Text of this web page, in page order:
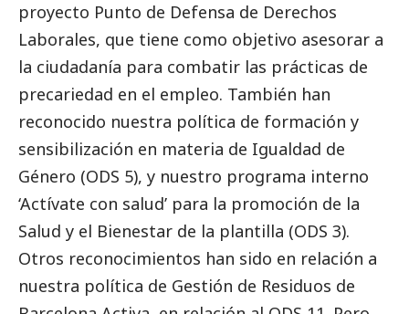
proyecto Punto de Defensa de Derechos
Laborales, que tiene como objetivo asesorar a
la ciudadanía para combatir las prácticas de
precariedad en el empleo. También han
reconocido nuestra política de formación y
sensibilización en materia de Igualdad de
Género (ODS 5), y nuestro programa interno
‘Actívate con salud’ para la promoción de la
Salud y el Bienestar de la plantilla (ODS 3).
Otros reconocimientos han sido en relación a
nuestra política de Gestión de Residuos de